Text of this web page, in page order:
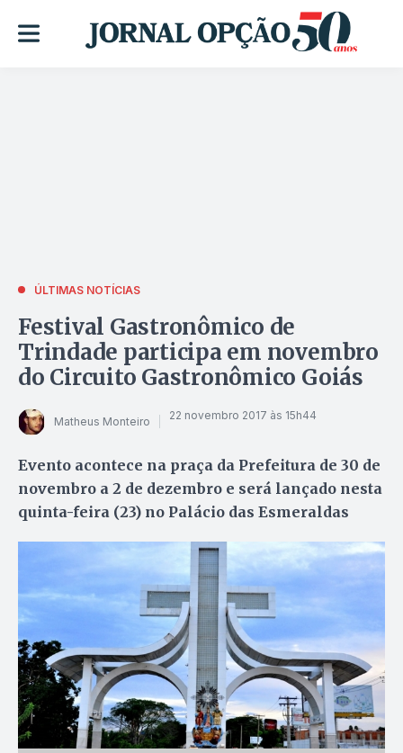
ÚLTIMAS NOTÍCIAS
Festival Gastronômico de
Trindade participa em novembro
do Circuito Gastronômico Goiás
Matheus Monteiro 22 novembro 2017 às 15h44
Evento acontece na praça da Prefeitura de 30 de
novembro a 2 de dezembro e será lançado nesta
quinta-feira (23) no Palácio das Esmeraldas